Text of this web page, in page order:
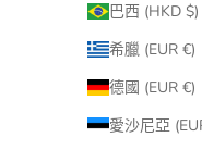
巴西 (HKD $)
希臘 (EUR €)
德國 (EUR €)
愛沙尼亞